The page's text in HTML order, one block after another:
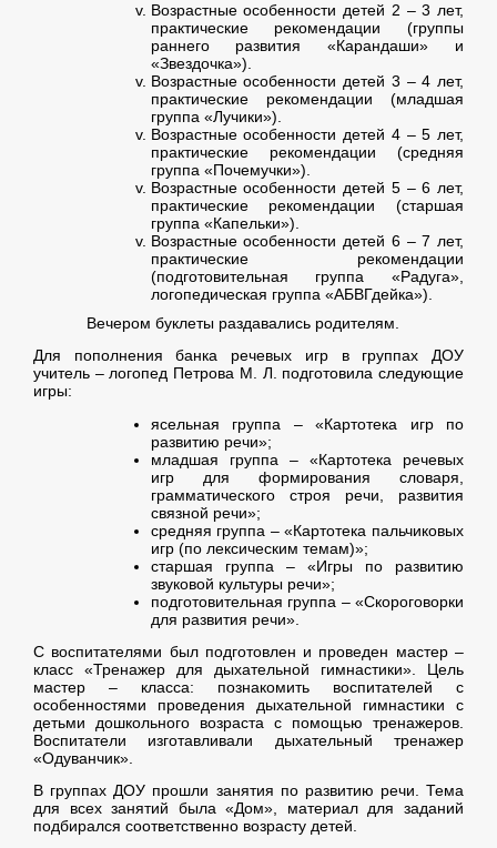
Возрастные особенности детей 2 – 3 лет,
практические рекомендации (группы
раннего развития «Карандаши» и
«Звездочка»).
Возрастные особенности детей 3 – 4 лет,
практические рекомендации (младшая
группа «Лучики»).
Возрастные особенности детей 4 – 5 лет,
практические рекомендации (средняя
группа «Почемучки»).
Возрастные особенности детей 5 – 6 лет,
практические рекомендации (старшая
группа «Капельки»).
Возрастные особенности детей 6 – 7 лет,
практические рекомендации
(подготовительная группа «Радуга»,
логопедическая группа «АБВГдейка»).
Вечером буклеты раздавались родителям.
Для пополнения банка речевых игр в группах ДОУ
учитель – логопед Петрова М. Л. подготовила следующие
игры:
ясельная группа – «Картотека игр по
развитию речи»;
младшая группа – «Картотека речевых
игр для формирования словаря,
грамматического строя речи, развития
связной речи»;
средняя группа – «Картотека пальчиковых
игр (по лексическим темам)»;
старшая группа – «Игры по развитию
звуковой культуры речи»;
подготовительная группа – «Скороговорки
для развития речи».
С воспитателями был подготовлен и проведен мастер –
класс «Тренажер для дыхательной гимнастики». Цель
мастер – класса: познакомить воспитателей с
особенностями проведения дыхательной гимнастики с
детьми дошкольного возраста с помощью тренажеров.
Воспитатели изготавливали дыхательный тренажер
«Одуванчик».
В группах ДОУ прошли занятия по развитию речи. Тема
для всех занятий была «Дом», материал для заданий
подбирался соответственно возрасту детей.